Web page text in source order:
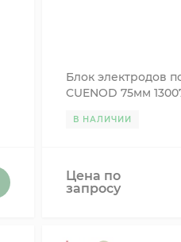
Блок электродов
CUENOD 75мм
В НАЛИЧИИ
Цена по
запросу